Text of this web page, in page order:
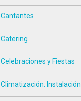
Cantantes
Catering
Celebraciones y Fiestas
Climatización. Instalación